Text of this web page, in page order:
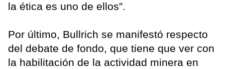
la ética es uno de ellos”.
Por último, Bullrich se manifestó respecto
del debate de fondo, que tiene que ver con
la habilitación de la actividad minera en